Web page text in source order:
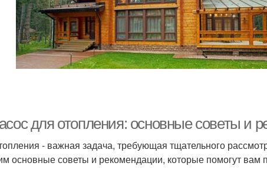
для отопления: основные советы и
- важная задача, требующая тщательного
основные советы и рекомендации, которые помогут вам